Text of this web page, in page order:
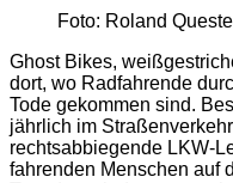
Foto: Roland
Ghost Bikes,
dort, wo Radfahrende
Tode gekommen sind.
jährlich im
rechtsabbiegende LKW-
fahrenden Menschen auf